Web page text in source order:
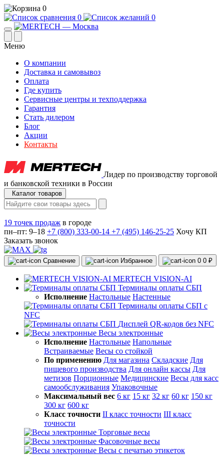
0
0
0
Меню
О компании
Доставка и самовывоз
Оплата
Где купить
Сервисные центры и техподдержка
Гарантия
Стать дилером
Блог
Акции
Контакты
Лидер по производству торговой
и банковской техники в России
Каталог товаров
19 точек продаж в городе
пн–пт: 9–18 +7 (800) 333-00-14 +7 (495) 146-25-25 Хочу КП
Заказать звонок
Сравнение Избранное 0 0 ₽
MERTECH VISION-AI
Терминалы оплаты СБП
Исполнение Настольные Настенные
Терминалы оплаты СБП с
NFC
Дисплей QR-кодов без NFC
Весы электронные
Исполнение Настольные Напольные
Встраиваемые Весы со стойкой
По применению Для магазина Складские Для
пищевого производства Для онлайн кассы Для
метизов Порционные Медицинские Весы для касс
самообслуживания Упаковочные
Максимальный вес 6 кг 15 кг 32 кг 60 кг 150 кг
300 кг 600 кг
Класс точности II класс точности III класс
точности
Торговые весы
Фасовочные весы
Весы с печатью этикеток